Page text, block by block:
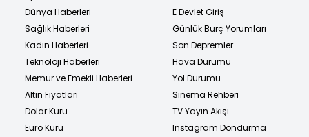
Dünya Haberleri
Sağlık Haberleri
Kadın Haberleri
Teknoloji Haberleri
Memur ve Emekli Haberleri
Altın Fiyatları
Dolar Kuru
Euro Kuru
E Devlet Giriş
Günlük Burç Yorumları
Son Depremler
Hava Durumu
Yol Durumu
Sinema Rehberi
TV Yayın Akışı
Instagram Dondurma